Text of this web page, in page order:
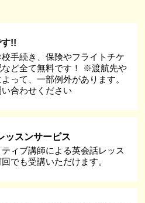
!!
手続き、保険やフライトチケ
など全て無料です！ ※渡航先や
って、一部例外があります。
合わせください
ッスンサービス
ィブ講師による英会話レッス
でも受講いただけます。